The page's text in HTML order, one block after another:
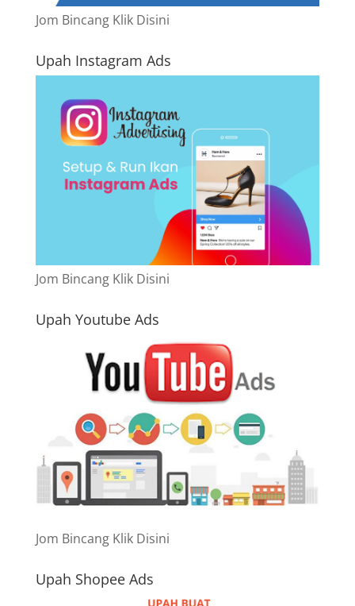
Jom Bincang Klik Disini
Upah Instagram Ads
Jom Bincang Klik Disini
Upah Youtube Ads
Jom Bincang Klik Disini
Upah Shopee Ads